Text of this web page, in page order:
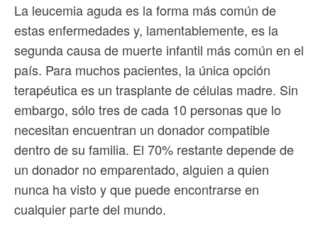
La leucemia aguda es la forma más común de
estas enfermedades y, lamentablemente, es la
segunda causa de muerte infantil más común en el
país. Para muchos pacientes, la única opción
terapéutica es un trasplante de células madre. Sin
embargo, sólo tres de cada 10 personas que lo
necesitan encuentran un donador compatible
dentro de su familia. El 70% restante depende de
un donador no emparentado, alguien a quien
nunca ha visto y que puede encontrarse en
cualquier parte del mundo.